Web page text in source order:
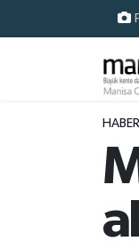
Ekonomi
Yunusemre
Yunusemre
Süper Lig